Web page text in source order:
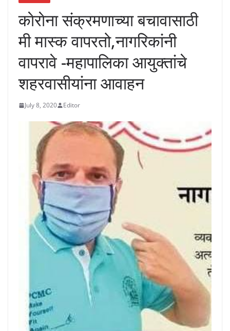
काेराेना संक्रमणाच्या बचावासाठी
मी मास्क वापरतो,नागरिकांनी
वापरावे -महापालिका आयुक्तांचे
शहरवासीयांना आवाहन
July 8, 2020 Editor